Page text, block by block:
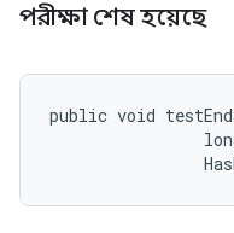
পরীক্ষা শেষ হয়েছে
public void